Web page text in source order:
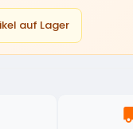
auf Lager